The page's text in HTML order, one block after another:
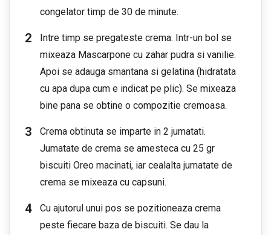
congelator timp de 30 de minute.
Intre timp se pregateste crema. Intr-un bol se
mixeaza Mascarpone cu zahar pudra si vanilie.
Apoi se adauga smantana si gelatina (hidratata
cu apa dupa cum e indicat pe plic). Se mixeaza
bine pana se obtine o compozitie cremoasa.
Crema obtinuta se imparte in 2 jumatati.
Jumatate de crema se amesteca cu 25 gr
biscuiti Oreo macinati, iar cealalta jumatate de
crema se mixeaza cu capsuni.
Cu ajutorul unui pos se pozitioneaza crema
peste fiecare baza de biscuiti. Se dau la